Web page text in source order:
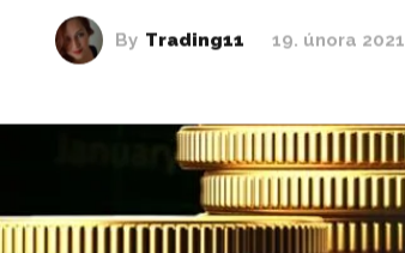
By Trading11 19. února 2021